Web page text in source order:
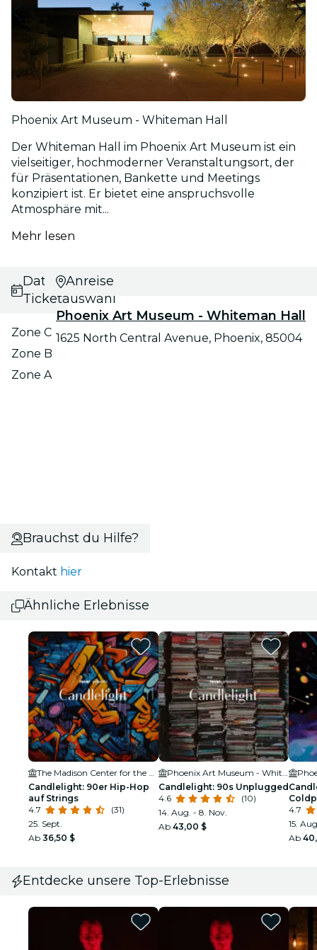
Phoenix Art Museum - Whiteman Hall
Der Whiteman Hall im Phoenix Art Museum ist ein
vielseitiger, hochmoderner Veranstaltungsort, der
für Präsentationen, Bankette und Meetings
konzipiert ist. Er bietet eine anspruchsvolle
Atmosphäre mit...
Mehr lesen
Datums- und
Ticketauswahl
Zone C
Zone B
Zone A
Anreise
Phoenix Art Museum - Whiteman Hall
1625 North Central Avenue, Phoenix, 85004
Brauchst du Hilfe?
Kontakt hier
Ähnliche Erlebnisse
The Madison Center for the Arts
Candlelight: 90er Hip-Hop
auf Strings
4.7
(31)
25. Sept.
Ab 36,50 $
Phoenix Art Museum - Whiteman Hall
Candlelight: 90s Unplugged
4.6
(10)
14. Aug. - 8. Nov.
Ab 43,00 $
4.7
15.
Ab
Entdecke unsere Top-Erlebnisse